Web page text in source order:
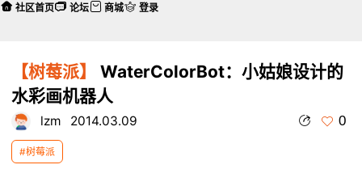
【树莓派】
WaterColorBot：小姑娘设计的
水彩画机器人
lzm 2014.03.09 0
#树莓派
社区首页 论坛 商城 登录